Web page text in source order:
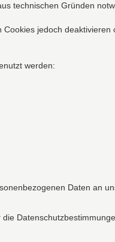
technischen Gründen
jedoch deaktivieren
werden:
Daten an